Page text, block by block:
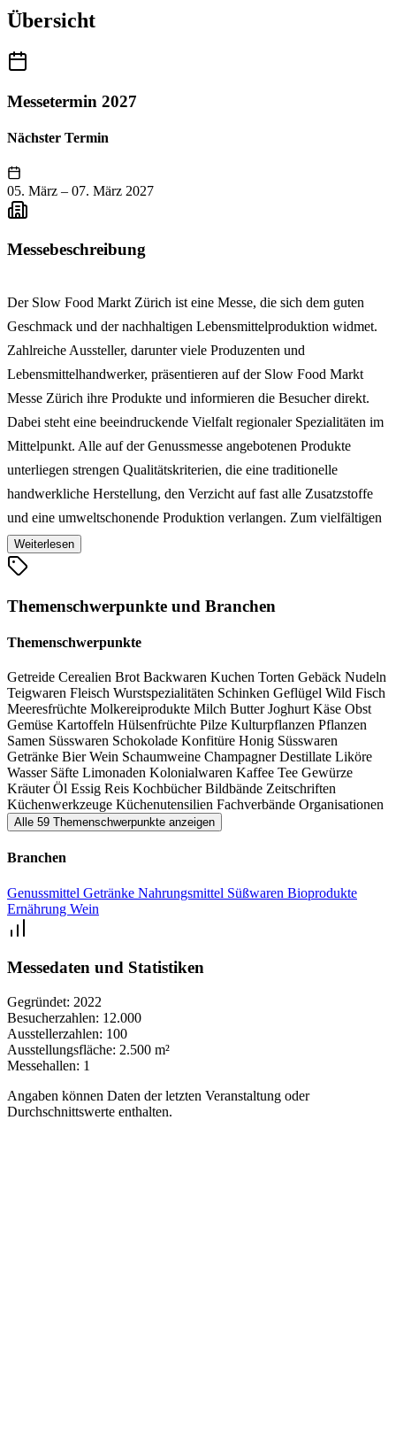
Übersicht
Messetermin 2027
Nächster Termin
05. März – 07. März 2027
Messebeschreibung
Der Slow Food Markt Zürich ist eine Messe, die sich dem guten
Geschmack und der nachhaltigen Lebensmittelproduktion widmet.
Zahlreiche Aussteller, darunter viele Produzenten und
Lebensmittelhandwerker, präsentieren auf der Slow Food Markt
Messe Zürich ihre Produkte und informieren die Besucher direkt.
Dabei steht eine beeindruckende Vielfalt regionaler Spezialitäten im
Mittelpunkt. Alle auf der Genussmesse angebotenen Produkte
unterliegen strengen Qualitätskriterien, die eine traditionelle
handwerkliche Herstellung, den Verzicht auf fast alle Zusatzstoffe
und eine umweltschonende Produktion verlangen. Zum vielfältigen
Angebot gehören Getreideprodukte wie Brot, Backwaren und
Nudeln, Fleisch- und Wurstspezialitäten, Fisch und Meeresfrüchte,
Konfitüren oder Honig, alkoholische und nicht-alkoholische
Getränke, Kolonialwaren wie Kaffee, Tee, Kräuter und Gewürze
abwechslungsreiches Rahmenprogramm ergänzen das Angebot.
Verkostungen und weitere spannende Highlights machen den Slow
Food Markt Zürich zu einem besonderen Erlebnis für Liebhaber
regionaler, nationaler und internationaler Spezialitäten.
Weiterlesen
Themenschwerpunkte und Branchen
Themenschwerpunkte
Getreide Cerealien Brot Backwaren Kuchen Torten Gebäck Nudeln
Teigwaren Fleisch Wurstspezialitäten Schinken Geflügel Wild Fisch
Meeresfrüchte Molkereiprodukte Milch ButterJoghurt Käse Obst
Gemüse Kartoffeln Hülsenfrüchte Pilze Kulturpflanzen Pflanzen
Samen Süsswaren Schokolade Konfitüre Honig Süsswaren
Getränke BierWein Schaumweine ChampagnerDestillate Liköre
Wasser Säfte Limonaden Kolonialwaren Kaffee Tee Gewürze
KräuterÖl Essig Reis KochbücherBildbände Zeitschriften
Küchenwerkzeuge Küchenutensilien Fachverbände Organisationen
Alle 59 Themenschwerpunkte anzeigen
Branchen
Genussmittel Getränke Nahrungsmittel Süßwaren Bioprodukte
Ernährung Wein
Messedaten und Statistiken
Gegründet: 2022
Besucherzahlen: 12.000
Ausstellerzahlen: 100
Ausstellungsfläche: 2.500 m²
Messehallen: 1
Angaben können Daten der letzten Veranstaltung oder
Durchschnittswerte enthalten.